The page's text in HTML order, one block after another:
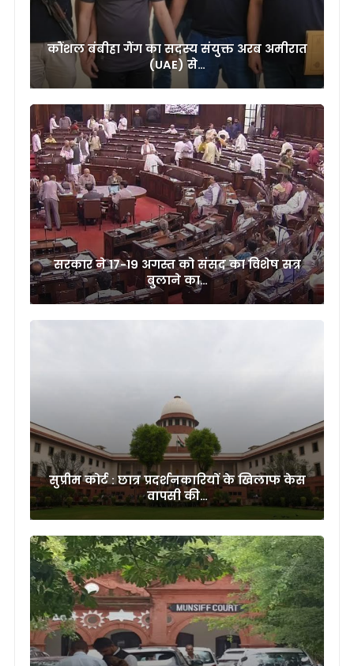
कौंशल बंबीहा गैंग का सदस्य संयुक्त अरब अमीरात
(UAE) से…
सरकार ने 17-19 अगस्त को संसद का विशेष सत्र
बुलाने का…
सुप्रीम कोर्ट : छात्र प्रदर्शनकारियों के खिलाफ केस
वापसी की…